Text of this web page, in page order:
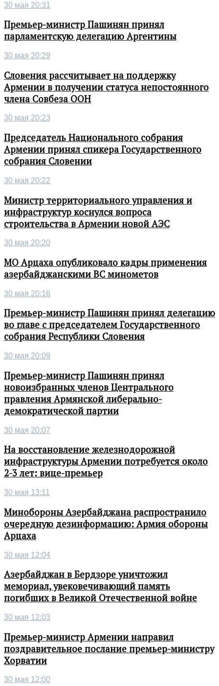
30 мая 20:31
Премьер-министр Пашинян принял
парламентскую делегацию Аргентины
30 мая 20:29
Словения рассчитывает на поддержку
Армении в получении статуса непостоянного
члена Совбеза ООН
30 мая 20:23
Председатель Национального собрания
Армении принял спикера Государственного
собрания Словении
30 мая 20:22
Министр территориального управления и
инфраструктур коснулся вопроса
строительства в Армении новой АЭС
30 мая 20:20
МО Арцаха опубликовало кадры применения
азербайджанскими ВС минометов
30 мая 20:16
Премьер-министр Пашинян принял делегацию
во главе с председателем Государственного
собрания Республики Словения
30 мая 20:09
Премьер-министр Пашинян принял
новоизбранных членов Центрального
правления Армянской либерально-
демократической партии
30 мая 20:07
На восстановление железнодорожной
инфраструктуры Армении потребуется около
2-3 лет: вице-премьер
30 мая 13:11
Минобороны Азербайджана распространило
очередную дезинформацию: Армия обороны
Арцаха
30 мая 12:04
Азербайджан в Бердзоре уничтожил
мемориал, увековечивающий память
погибших в Великой Отечественной войне
30 мая 12:03
Премьер-министр Армении направил
поздравительное послание премьер-министру
Хорватии
30 мая 12:00